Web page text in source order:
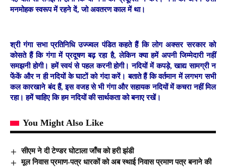
मनमोहक स्वरूप में रहने दें, जो अवतरण काल में था।
श्री गंगा सभा प्रतिनिधि उज्ज्वल पंडित कहते हैं कि लोग अक्सर सरकार को
कोसते हैं कि गंगा में प्रदूषण बढ़ रहा है, लेकिन क्या हमें अपनी जिम्मेदारी नहीं
समझनी होगी। हमें स्वयं से पहल करनी होगी। नदियों में कपड़े, खाद्य सामग्री न
फेंकें और न ही नदियों के घाटों को गंदा करें। बताते हैं कि वर्तमान में लगभग सभी
कल कारखाने बंद हैं, इस वजह से भी गंगा और सहायक नदियों में कचरा नहीं मिल
रहा। हमें चाहिए कि हम नदियों की सार्थकता को बनाए रखें।
You Might Also Like
सीएम ने दी टेण्डर घोटाला जाँच को हरी झंडी
मूल निवास प्रमाण-पत्र धारकों को अब स्थाई निवास प्रमाण पत्र बनाने की